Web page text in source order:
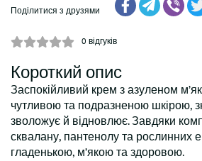
Поділитися з друзями
0 відгуків
Короткий опис
Заспокійливий крем з азуленом
чутливою та подразненою шкірою,
зволожує й відновлює. Завдяки
сквалану, пантенолу та рослинних
гладенькою, м’якою та здоровою.